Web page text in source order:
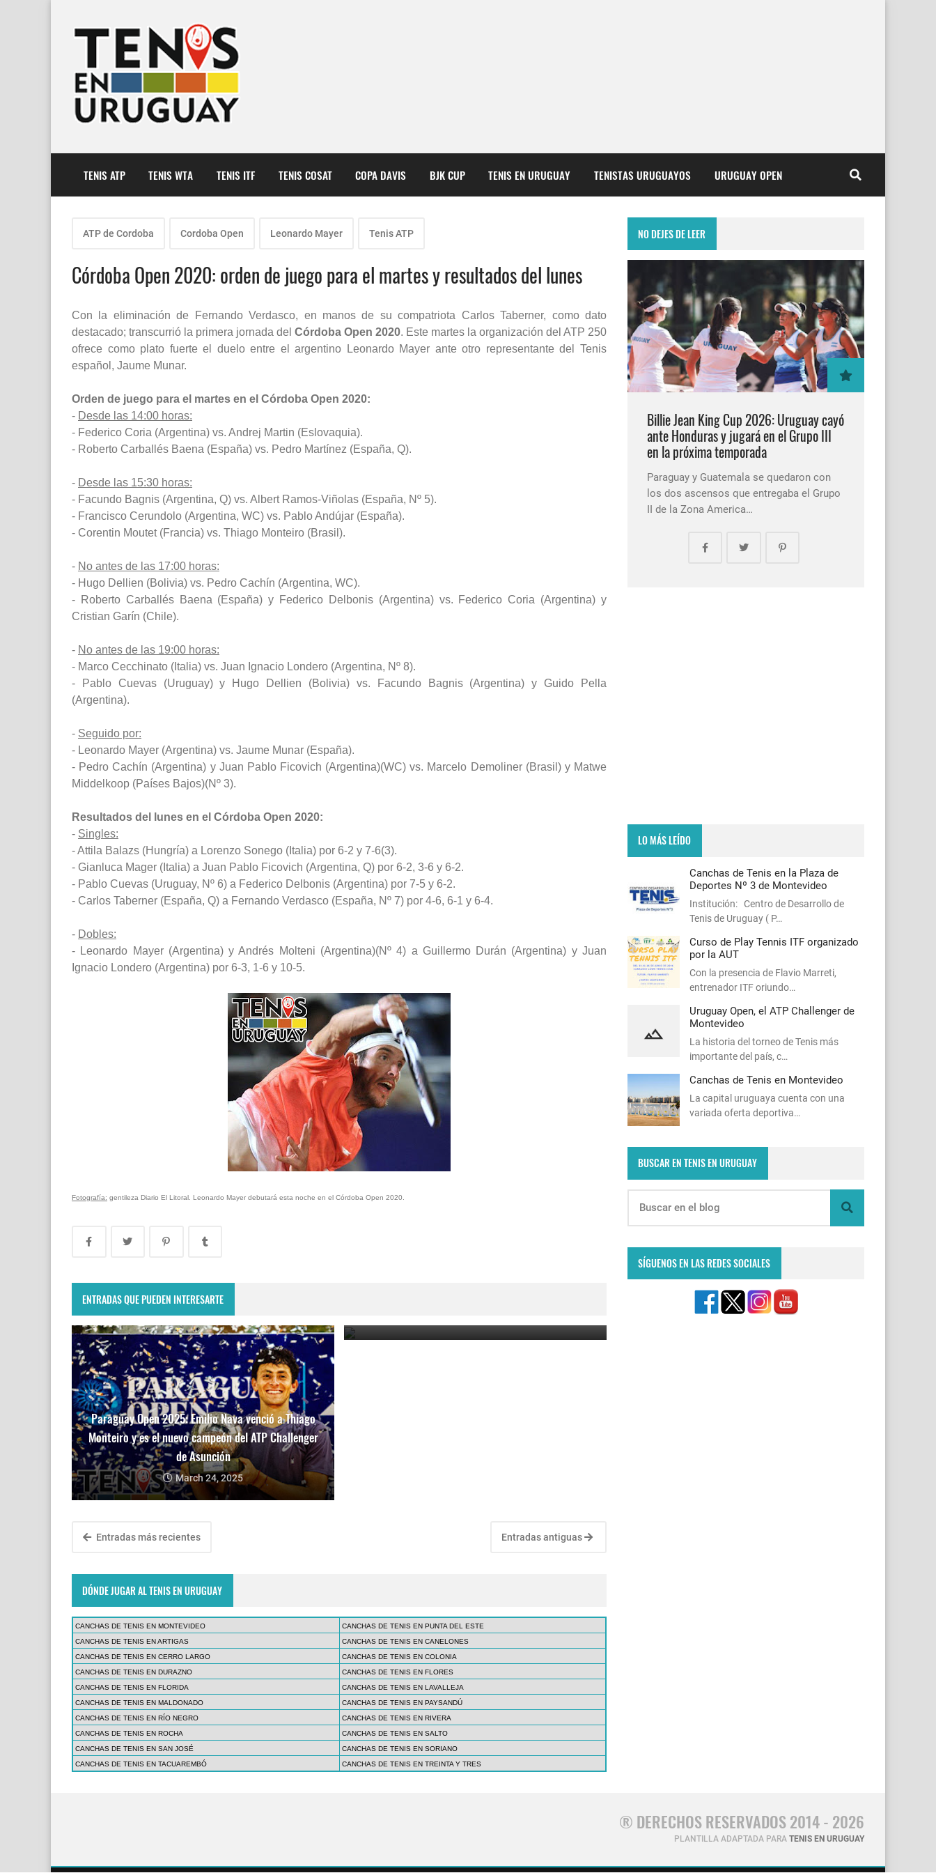
TENIS ATP TENIS WTA TENIS ITF TENIS COSAT COPA DAVIS BJK CUP TENIS EN URUGUAY TENISTAS URUGUAYOS URUGUAY OPEN
ATP de Cordoba Cordoba Open Leonardo Mayer Tenis ATP
Córdoba Open 2020: orden de juego para el martes y resultados del lunes
Con la eliminación de Fernando Verdasco, en manos de su compatriota Carlos Taberner, como dato
destacado; transcurrió la primera jornada del Córdoba Open 2020. Este martes la organización del ATP 250
ofrece como plato fuerte el duelo entre el argentino Leonardo Mayer ante otro representante del Tenis
español, Jaume Munar.
Orden de juego para el martes en el Córdoba Open 2020:
- Desde las 14:00 horas:
- Federico Coria (Argentina) vs. Andrej Martin (Eslovaquia).
- Roberto Carballés Baena (España) vs. Pedro Martínez (España, Q).
- Desde las 15:30 horas:
- Facundo Bagnis (Argentina, Q) vs. Albert Ramos-Viñolas (España, Nº 5).
- Francisco Cerundolo (Argentina, WC) vs. Pablo Andújar (España).
- Corentin Moutet (Francia) vs. Thiago Monteiro (Brasil).
- No antes de las 17:00 horas:
- Hugo Dellien (Bolivia) vs. Pedro Cachín (Argentina, WC).
- Roberto Carballés Baena (España) y Federico Delbonis (Argentina) vs. Federico Coria (Argentina) y
Cristian Garín (Chile).
- No antes de las 19:00 horas:
- Marco Cecchinato (Italia) vs. Juan Ignacio Londero (Argentina, Nº 8).
- Pablo Cuevas (Uruguay) y Hugo Dellien (Bolivia) vs. Facundo Bagnis (Argentina) y Guido Pella
(Argentina).
- Seguido por:
- Leonardo Mayer (Argentina) vs. Jaume Munar (España).
- Pedro Cachín (Argentina) y Juan Pablo Ficovich (Argentina)(WC) vs. Marcelo Demoliner (Brasil) y Matwe
Middelkoop (Países Bajos)(Nº 3).
Resultados del lunes en el Córdoba Open 2020:
- Singles:
- Attila Balazs (Hungría) a Lorenzo Sonego (Italia) por 6-2 y 7-6(3).
- Gianluca Mager (Italia) a Juan Pablo Ficovich (Argentina, Q) por 6-2, 3-6 y 6-2.
- Pablo Cuevas (Uruguay, Nº 6) a Federico Delbonis (Argentina) por 7-5 y 6-2.
- Carlos Taberner (España, Q) a Fernando Verdasco (España, Nº 7) por 4-6, 6-1 y 6-4.
- Dobles:
- Leonardo Mayer (Argentina) y Andrés Molteni (Argentina)(Nº 4) a Guillermo Durán (Argentina) y Juan
Ignacio Londero (Argentina) por 6-3, 1-6 y 10-5.
Fotografía: gentileza Diario El Litoral. Leonardo Mayer debutará esta noche en el Córdoba Open 2020.
ENTRADAS QUE PUEDEN INTERESARTE
Paraguay Open 2025: Emilio Nava venció a Thiago
Monteiro y es el nuevo campeón del ATP Challenger
de Asunción
March 24, 2025
Entradas más recientes Entradas antiguas
DÓNDE JUGAR AL TENIS EN URUGUAY
CANCHAS DE TENIS EN MONTEVIDEO
CANCHAS DE TENIS EN PUNTA DEL ESTE
CANCHAS DE TENIS EN ARTIGAS
CANCHAS DE TENIS EN CANELONES
CANCHAS DE TENIS EN CERRO LARGO
CANCHAS DE TENIS EN COLONIA
CANCHAS DE TENIS EN DURAZNO
CANCHAS DE TENIS EN FLORES
CANCHAS DE TENIS EN FLORIDA
CANCHAS DE TENIS EN LAVALLEJA
CANCHAS DE TENIS EN MALDONADO
CANCHAS DE TENIS EN PAYSANDÚ
CANCHAS DE TENIS EN RÍO NEGRO
CANCHAS DE TENIS EN RIVERA
CANCHAS DE TENIS EN ROCHA
CANCHAS DE TENIS EN SALTO
CANCHAS DE TENIS EN SAN JOSÉ
CANCHAS DE TENIS EN SORIANO
CANCHAS DE TENIS EN TACUAREMBÓ
CANCHAS DE TENIS EN TREINTA Y TRES
NO DEJES DE LEER
Billie Jean King Cup 2026: Uruguay cayó
ante Honduras y jugará en el Grupo III
en la próxima temporada
Paraguay y Guatemala se quedaron con
los dos ascensos que entregaba el Grupo
II de la Zona America…
LO MÁS LEÍDO
Canchas de Tenis en la Plaza de
Deportes Nº 3 de Montevideo
Institución: Centro de Desarrollo de
Tenis de Uruguay ( P…
Curso de Play Tennis ITF organizado
por la AUT
Con la presencia de Flavio Marreti,
entrenador ITF oriundo…
Uruguay Open, el ATP Challenger de
Montevideo
La historia del torneo de Tenis más
importante del país, c…
Canchas de Tenis en Montevideo
La capital uruguaya cuenta con una
variada oferta deportiva…
BUSCAR EN TENIS EN URUGUAY
SÍGUENOS EN LAS REDES SOCIALES
® DERECHOS RESERVADOS 2014 - 2026
PLANTILLA ADAPTADA PARA TENIS EN URUGUAY